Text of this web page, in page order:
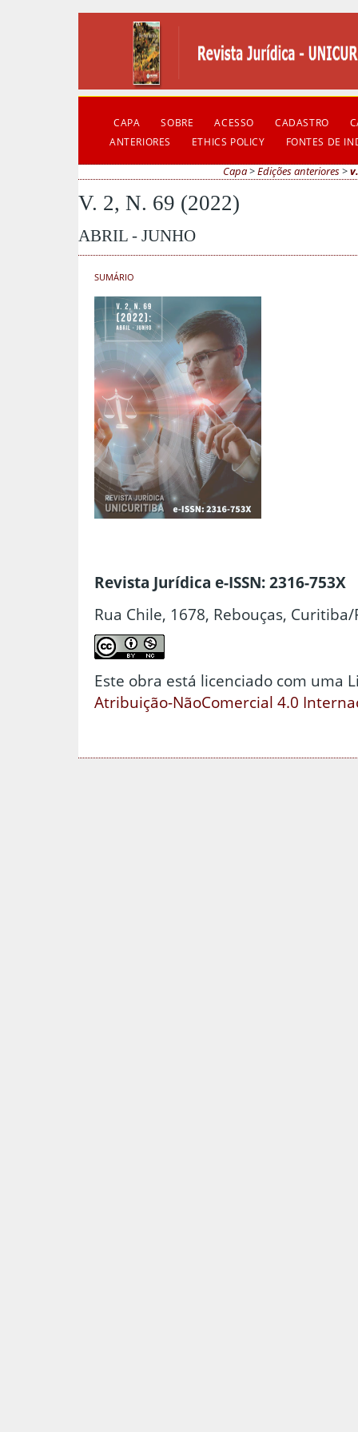
CAPA SOBRE ACESSO CADASTRO
ANTERIORES
ETHICS POLICY FONTES DE
Capa>Edições anteriores>
V. 2, N. 69 (2022)
ABRIL - JUNHO
SUMÁRIO
Revista Jurídica e-ISSN: 2316-753X
Rua Chile, 1678, Rebouças, Curitiba/
Este obra está licenciado com uma
Atribuição-NãoComercial 4.0